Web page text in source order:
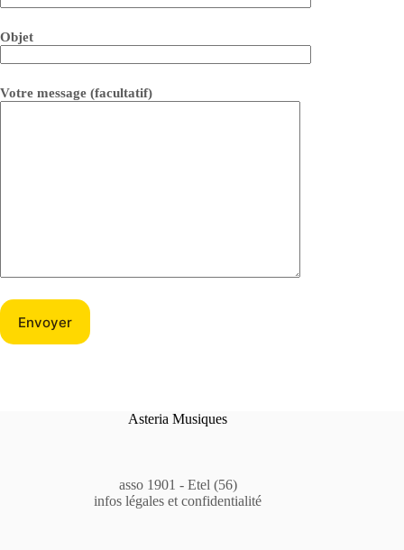
Objet
Votre message (facultatif)
Asteria Musiques
asso 1901 - Etel (56)
infos légales et confidentialité